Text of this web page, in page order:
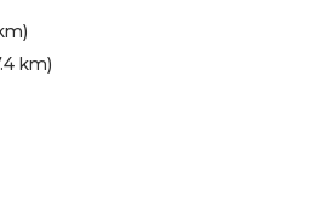
km)